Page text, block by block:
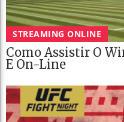
STREAMING ONLINE
Como Assistir O
E On-Line